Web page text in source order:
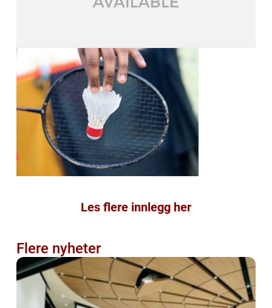
Les flere innlegg her
Flere nyheter